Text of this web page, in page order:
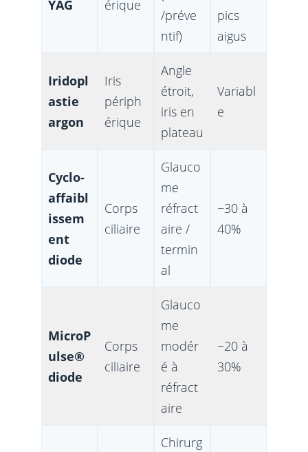
YAG érique
/préve
ntif)
pics
aigus
Iridopl
astie
argon
Iris
périph
érique
Angle
étroit,
iris en
plateau
Variabl
e
Cyclo-
affaibl
issem
ent
diode
Corps
ciliaire
Glauco
me
réfract
aire /
termin
al
−30 à
40%
MicroP
ulse®
diode
Corps
ciliaire
Glauco
me
modér
é à
réfract
aire
−20 à
30%
Chirurg